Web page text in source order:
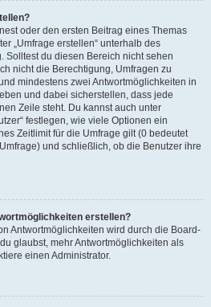
oder den ersten Beitrag eines Themas
„Umfrage erstellen“ unterhalb des
Solltest du diesen Bereich nicht sehen
nicht die Berechtigung, Umfragen zu
mindestens zwei Antwortmöglichkeiten in
und dabei sicherstellen, dass jede
Zeile steht. Du kannst auch unter
festlegen, wie viele Optionen ein
Zeitlimit für die Umfrage gilt (0 bedeutet
und schließlich, ob die Benutzer ihre
erstellen?
Antwortmöglichkeiten wird durch die Board-
glaubst, mehr Antwortmöglichkeiten als
einen Administrator.